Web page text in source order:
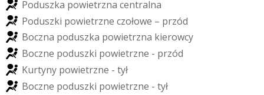
Poduszka powietrzna centralna
Poduszki powietrzne czołowe – przód
Boczna poduszka powietrzna kierowcy
Boczne poduszki powietrzne - przód
Kurtyny powietrzne - tył
Boczne poduszki powietrzne - tył